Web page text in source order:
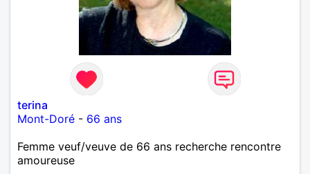
terina
Mont-Doré - 66 ans
Femme veuf/veuve de 66 ans recherche rencontre
amoureuse